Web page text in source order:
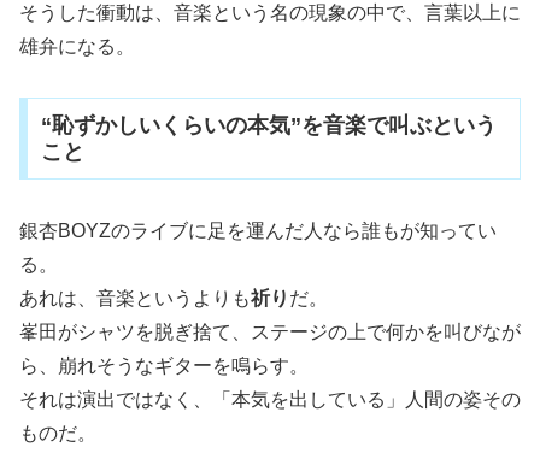
そうした衝動は、音楽という名の現象の中で、言葉以上に
雄弁になる。
“恥ずかしいくらいの本気”を音楽で叫ぶという
こと
銀杏BOYZのライブに足を運んだ人なら誰もが知ってい
る。
あれは、音楽というよりも祈り だ。
峯田がシャツを脱ぎ捨て、ステージの上で何かを叫びなが
ら、崩れそうなギターを鳴らす。
それは演出ではなく、「本気を出している」人間の姿その
ものだ。